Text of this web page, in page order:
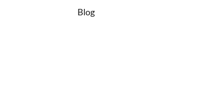
Blog